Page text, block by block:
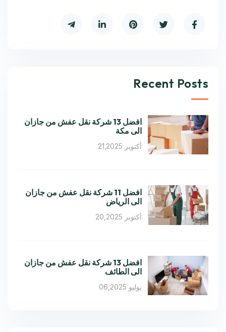
Recent Posts
افضل 13 شركة نقل عفش من جازان
الى مكة
أكتوبر 21,2025
افضل 11 شركة نقل عفش من جازان
الى الرياض
أكتوبر 20,2025
افضل 13 شركة نقل عفش من جازان
الى الطائف
يوليو 06,2025